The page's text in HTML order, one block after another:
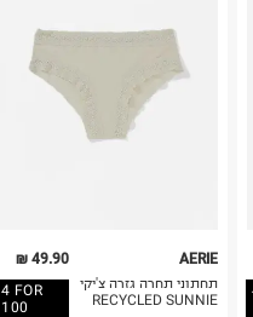
49.90 ₪
4 FOR
100
AERIE
תחתוני תחרה גזרה צ'יקי
RECYCLED SUNNIE